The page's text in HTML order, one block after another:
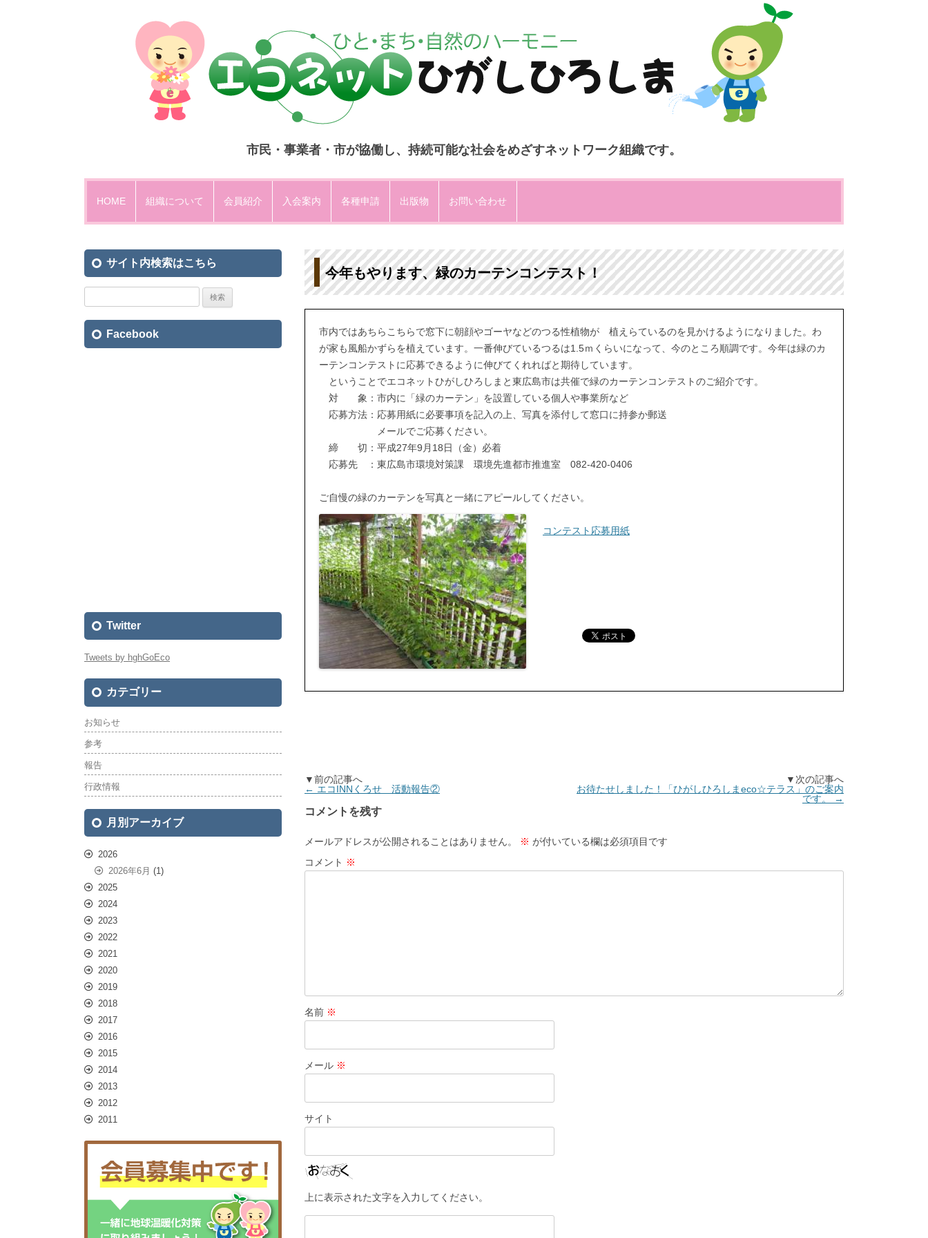
市民・事業者・市が協働し、持続可能な社会をめざすネットワーク組織です。
コ
テ
ツ
キ
ッ
プ
HOME 組織について
運営方法・組織図
エコネットひがしひろしま規約
会員紹介 入会案内 各種申請 出版物 お問い合わせ
今年もやります、緑のカーテンコンテスト！
市内ではあちらこちらで窓下に朝顔やゴーヤなどのつる性植物が 植えらているのを見かけるようになりました。わ
が家も風船かずらを植えています。一番伸びているつるは1.5ｍくらいになって、今のところ順調です。今年は緑のカ
ーテンコンテストに応募できるように伸びてくれればと期待しています。
ということでエコネットひがしひろしまと東広島市は共催で緑のカーテンコンテストのご紹介です。
対 象：市内に「緑のカーテン」を設置している個人や事業所など
応募方法：応募用紙に必要事項を記入の上、写真を添付して窓口に持参か郵送
メールでご応募ください。
締 切：平成27年9月18日（金）必着
応募先 ：東広島市環境対策課 環境先進都市推進室 082-420-0406
ご自慢の緑のカーテンを写真と一緒にアピールしてください。
コンテスト応募用紙
▼前の記事へ
← エコINNくろせ 活動報告②
▼次の記事へ
お待たせしました！「ひがしひろしまeco☆テラス」のご案内
です。
→
コメントを残す
メールアドレスが公開されることはありません。 ※ が付いている欄は必須項目です
コメント ※
名前 ※
メール ※
サイト
上に表示された文字を入力してください。
サイト内検索はこちら
Facebook
Twitter
Tweets by hghGoEco
カテゴリー
お知らせ
参考
報告
行政情報
月別アーカイブ
2026
2026年6月 (1)
2025
2024
2023
2022
2021
2020
2019
2018
2017
2016
2015
2014
2013
2012
2011